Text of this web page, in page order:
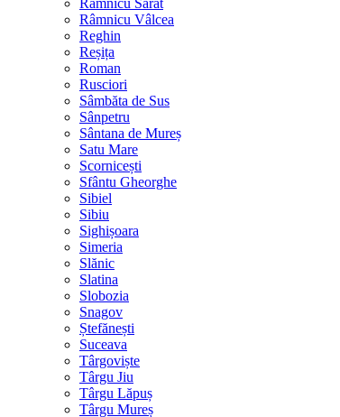
Râmnicu Sărat
Râmnicu Vâlcea
Reghin
Reșița
Roman
Rusciori
Sâmbăta de Sus
Sânpetru
Sântana de Mureș
Satu Mare
Scornicești
Sfântu Gheorghe
Sibiel
Sibiu
Sighișoara
Simeria
Slănic
Slatina
Slobozia
Snagov
Ștefănești
Suceava
Târgoviște
Târgu Jiu
Târgu Lăpuș
Târgu Mureș